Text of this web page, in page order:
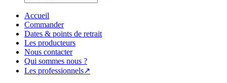
Accueil
Commander
Dates & points de retrait
Les producteurs
Nous contacter
Qui sommes nous ?
Les professionnels↗